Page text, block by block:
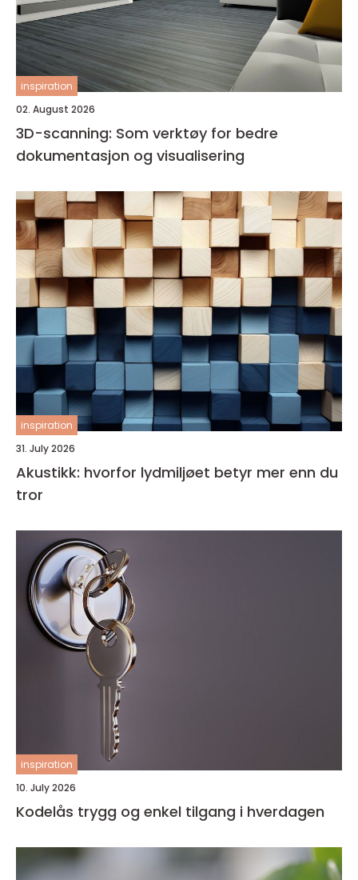
inspiration
02. August 2026
3D-scanning: Som verktøy for bedre
dokumentasjon og visualisering
inspiration
31. July 2026
Akustikk: hvorfor lydmiljøet betyr mer enn du
tror
inspiration
10. July 2026
Kodelås trygg og enkel tilgang i hverdagen